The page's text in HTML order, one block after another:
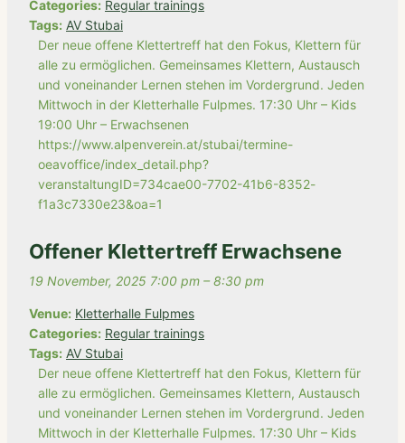
Categories: Regular trainings
Tags: AV Stubai
Der neue offene Klettertreff hat den Fokus, Klettern für
alle zu ermöglichen. Gemeinsames Klettern, Austausch
und voneinander Lernen stehen im Vordergrund. Jeden
Mittwoch in der Kletterhalle Fulpmes. 17:30 Uhr – Kids
19:00 Uhr – Erwachsenen
https://www.alpenverein.at/stubai/termine-
oeavoffice/index_detail.php?
veranstaltungID=734cae00-7702-41b6-8352-
f1a3c7330e23&oa=1
Offener Klettertreff Erwachsene
19 November, 2025 7:00 pm –8:30 pm
Venue: Kletterhalle Fulpmes
Categories: Regular trainings
Tags: AV Stubai
Der neue offene Klettertreff hat den Fokus, Klettern für
alle zu ermöglichen. Gemeinsames Klettern, Austausch
und voneinander Lernen stehen im Vordergrund. Jeden
Mittwoch in der Kletterhalle Fulpmes. 17:30 Uhr – Kids